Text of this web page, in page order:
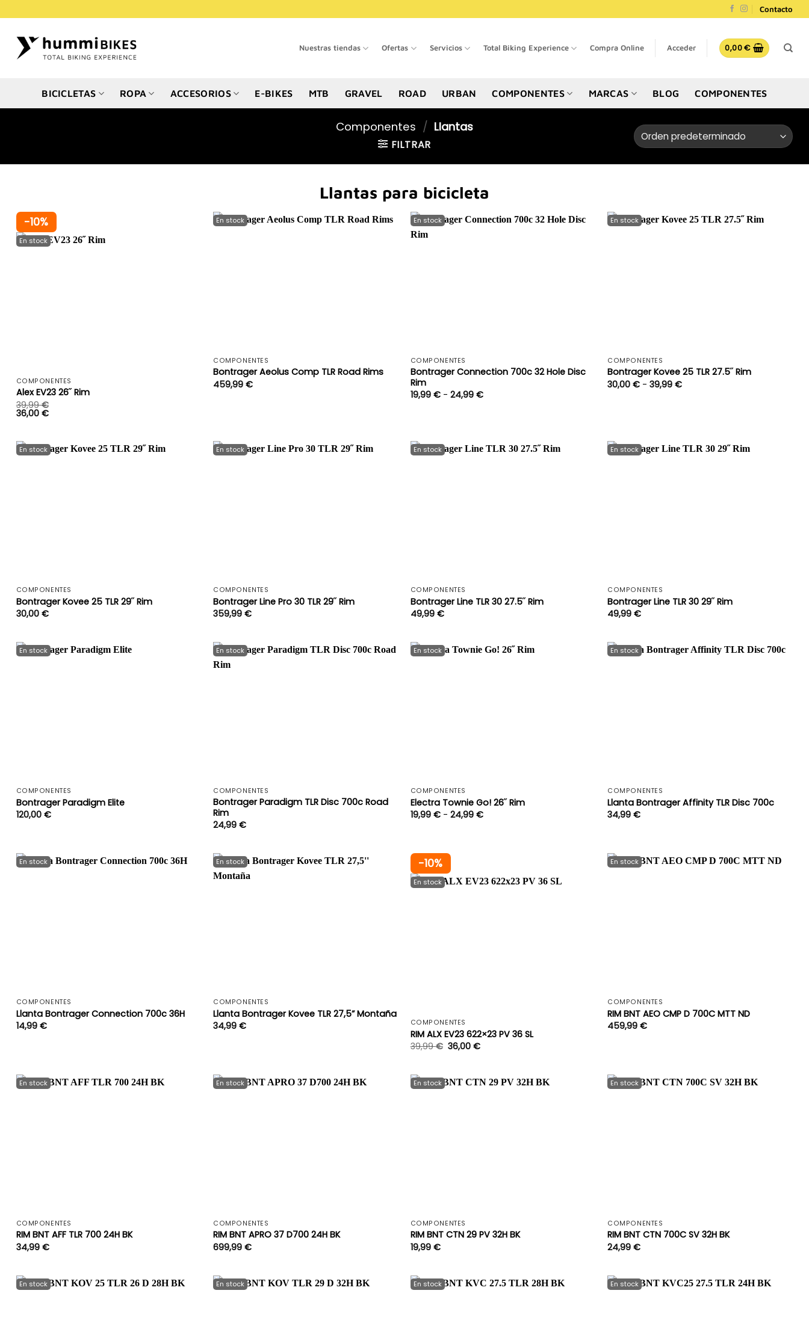
al
contenido
Contacto
Nuestras tiendas Ofertas Servicios Total Biking Experience Compra Online Acceder 0,00€
BICICLETAS ROPA ACCESORIOS E-BIKES MTB GRAVEL ROAD URBAN COMPONENTES MARCAS BLOG COMPONENTES
Componentes / Llantas
FILTRAR
Llantas para bicicleta
-10%
COMPONENTES
Alex EV23 26˝ Rim
39,99€
36,00 €
COMPONENTES
Bontrager Aeolus Comp TLR Road Rims
459,99€
COMPONENTES
Bontrager Connection 700c 32 Hole Disc
Rim
19,99 € - 24,99 €Rango
24,99 €
COMPONENTES
Bontrager Kovee 25 TLR 27.5˝ Rim
30,00€ - 39,99€Rango
COMPONENTES
Bontrager Kovee 25 TLR 29˝ Rim
30,00 €
COMPONENTES
Bontrager Line Pro 30 TLR 29˝ Rim
359,99€
COMPONENTES
Bontrager Line TLR 30 27.5˝ Rim
49,99 €
COMPONENTES
Bontrager Line TLR 30 29˝ Rim
49,99€
COMPONENTES
Bontrager Paradigm Elite
120,00 €
COMPONENTES
Bontrager Paradigm TLR Disc 700c Road
Rim
24,99€
COMPONENTES
Electra Townie Go! 26˝ Rim
19,99 € - 24,99 €Rango
COMPONENTES
Llanta Bontrager Affinity TLR Disc 700c
34,99€
COMPONENTES
Llanta Bontrager Connection 700c 36H
14,99 €
COMPONENTES
Llanta Bontrager Kovee TLR 27,5” Montaña
34,99€
-10%
COMPONENTES
RIM ALX EV23 622×23 PV 36 SL
39,99€ 36,00€
COMPONENTES
RIM BNT AEO CMP D 700C MTT ND
459,99€
COMPONENTES
RIM BNT AFF TLR 700 24H BK
34,99 €
COMPONENTES
RIM BNT APRO 37 D700 24H BK
699,99€
COMPONENTES
RIM BNT CTN 29 PV 32H BK
19,99 €
COMPONENTES
RIM BNT CTN 700C SV 32H BK
24,99€